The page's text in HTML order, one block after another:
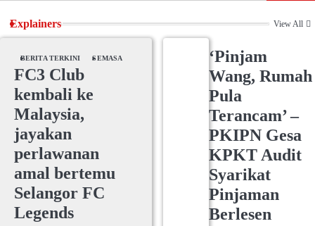
Explainers View All
BERITA TERKINI SEMASA
FC3 Club
kembali ke
Malaysia,
jayakan
perlawanan
amal bertemu
Selangor FC
Legends
‘Pinjam
Wang, Rumah
Pula
Terancam’ –
PKIPN Gesa
KPKT Audit
Syarikat
Pinjaman
Berlesen